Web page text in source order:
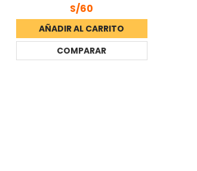
S/60
AÑADIR AL CARRITO
COMPARAR